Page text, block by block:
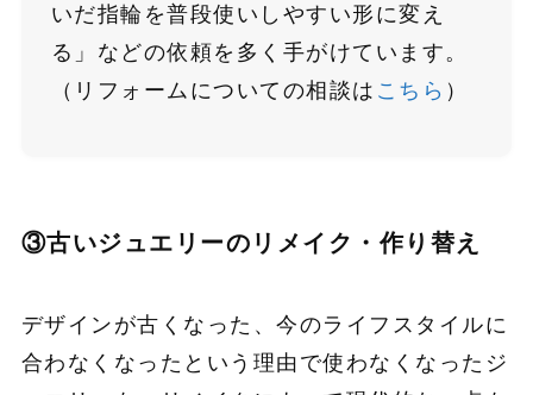
いだ指輪を普段使いしやすい形に変え
る」などの依頼を多く手がけています。
（リフォームについての相談は こちら ）
③古いジュエリーのリメイク・作り替え
デザインが古くなった、今のライフスタイルに
合わなくなったという理由で使わなくなったジ